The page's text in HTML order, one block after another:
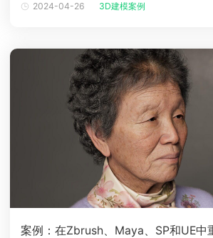
London 担任环境艺术家，之前曾在 Rebellion 和
2024-04-26 3D建模案例
案例：在Zbrush、Maya、SP和UE中